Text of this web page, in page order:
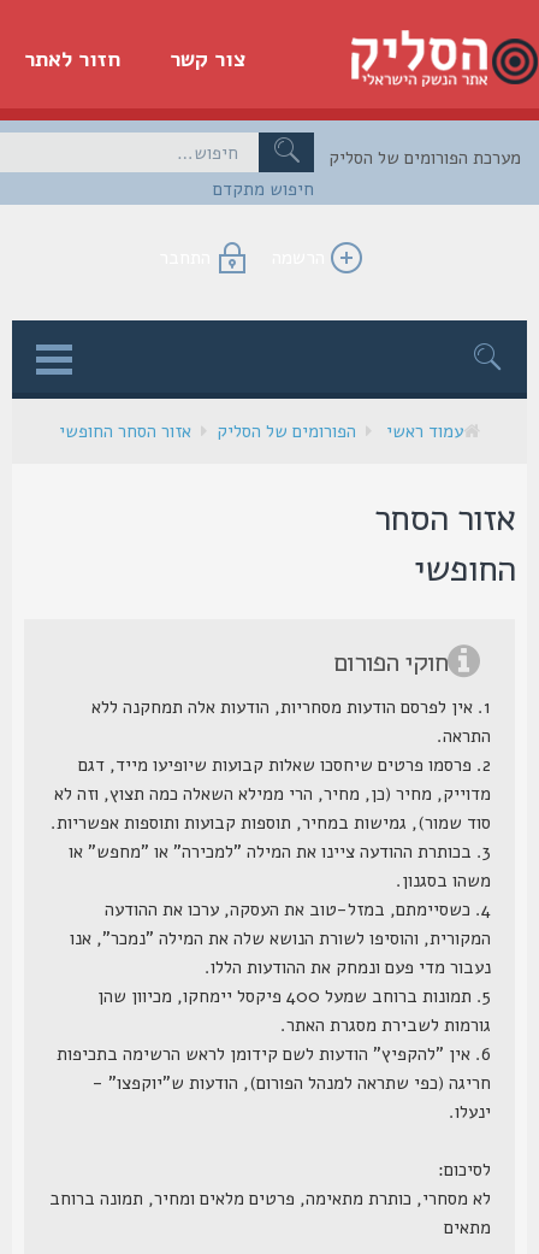
חזור לאתר צור קשר
חיפוש מתקדם
הפורומים של הסליק
הרשמה התחבר
עמוד ראשי הפורומים של הסליק אזור הסחר החופשי
הסחר
חוקי הפורום
1. אין לפרסם הודעות מסחריות, הודעות אלה תמחקנה ללא
התראה.
2. פרסמו פרטים שיחסכו שאלות קבועות שיופיעו מייד, דגם
מדוייק, מחיר (כן, מחיר, הרי ממילא השאלה כמה תצוץ, וזה לא
סוד שמור), גמישות במחיר, תוספות קבועות ותוספות אפשריות.
3. בכותרת ההודעה ציינו את המילה "למכירה" או "מחפש" או
משהו בסגנון.
4. כשסיימתם, במזל-טוב את העסקה, ערכו את ההודעה
המקורית, והוסיפו לשורת הנושא שלה את המילה "נמכר", אנו
נעבור מדי פעם ונמחק את ההודעות הללו.
5. תמונות ברוחב שמעל 400 פיקסל יימחקו, מכיוון שהן
גורמות לשבירת מסגרת האתר.
6. אין "להקפיץ" הודעות לשם קידומן לראש הרשימה בתכיפות
חריגה (כפי שתראה למנהל הפורום), הודעות ש"יוקפצו" -
ינעלו.
לסיכום:
לא מסחרי, כותרת מתאימה, פרטים מלאים ומחיר, תמונה ברוחב
מתאים